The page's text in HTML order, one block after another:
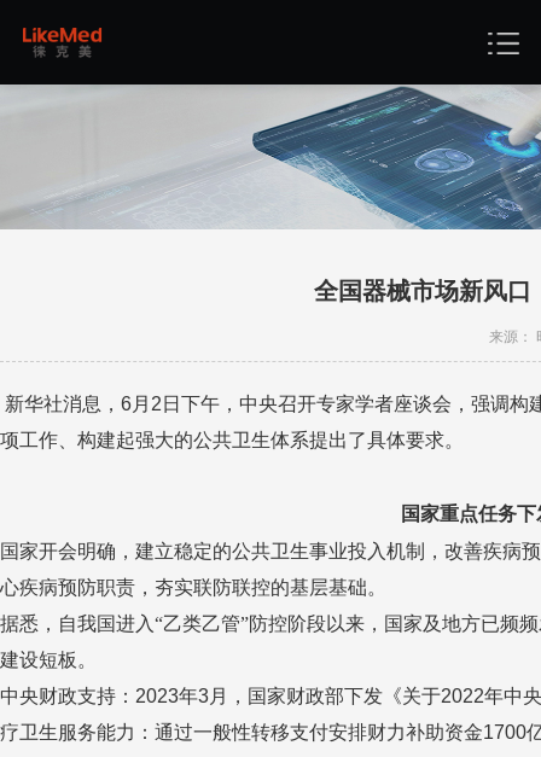
全国器械市场新风口
来源：
新华社消息， 6月 2 日下午，中央召开专家学者座谈会，强调
项工作、构建起强大的公共卫生体系提出了具体要求。
国家重点任务下
国家开会明确，建立稳定的公共卫生事业投入机制，改善疾病
心疾病预防职责，夯实联防联控的基层基础。
据悉，自我国进入“乙类乙管”防控阶段以来，国家及地方已频
建设短板。
中央财政支持： 2023年3月，国家财政部下发《关于2022年中
疗卫生服务能力：通过一般性转移支付安排财力补助资金1700